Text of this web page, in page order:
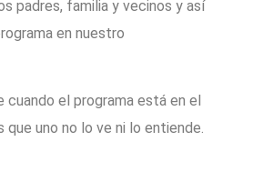
padres, familia y vecinos y así
en nuestro
cuando el programa está en el
uno no lo ve ni lo entiende.